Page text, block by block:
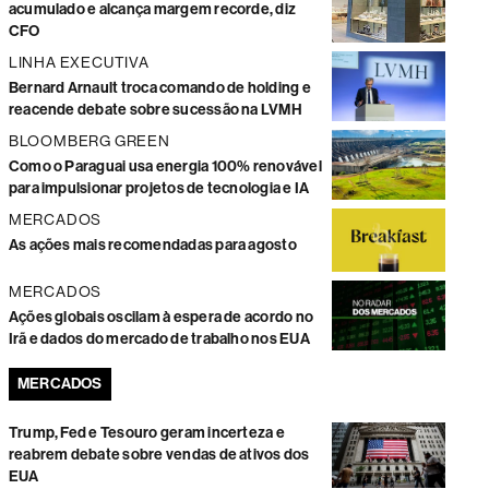
acumulado e alcança margem recorde, diz
CFO
LINHA EXECUTIVA
Bernard Arnault troca comando de holding e
reacende debate sobre sucessão na LVMH
BLOOMBERG GREEN
Como o Paraguai usa energia 100% renovável
para impulsionar projetos de tecnologia e IA
MERCADOS
As ações mais recomendadas para agosto
MERCADOS
Ações globais oscilam à espera de acordo no
Irã e dados do mercado de trabalho nos EUA
MERCADOS
Trump, Fed e Tesouro geram incerteza e
reabrem debate sobre vendas de ativos dos
EUA